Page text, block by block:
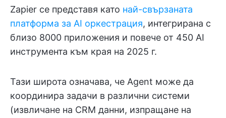
Zapier се представя като най-свързаната
платформа за AI оркестрация, интегрирана с
близо 8000 приложения и повече от 450 AI
инструмента към края на 2025 г.
Тази широта означава, че Agent може да
координира задачи в различни системи
(извличане на CRM данни, изпращане на